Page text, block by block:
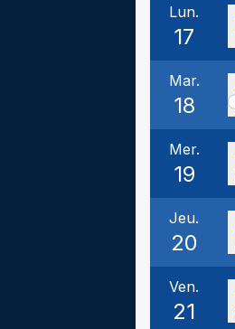
Lun.
17
Mar.
18
Mer.
19
Jeu.
20
Ven.
21